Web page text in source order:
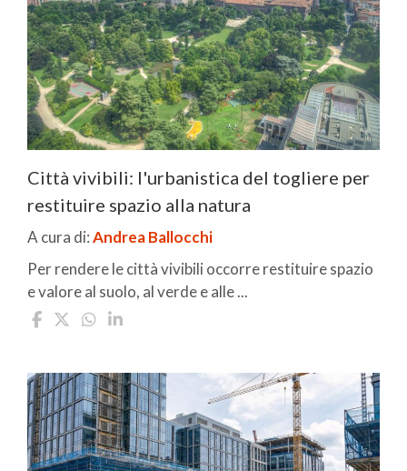
Città vivibili: l'urbanistica del togliere per
restituire spazio alla natura
A cura di:Andrea Ballocchi
Per rendere le città vivibili occorre restituire spazio
e valore al suolo, al verde e alle ...